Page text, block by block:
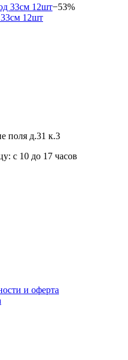
−53%
12шт
поля д.31 к.3
с 10 до 17 часов
и оферта